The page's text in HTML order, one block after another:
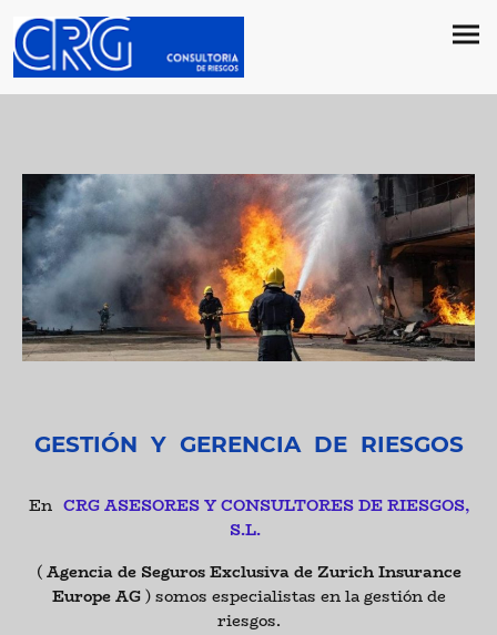
GESTIÓN Y GERENCIA DE RIESGOS
En CRG ASESORES Y CONSULTORES DE RIESGOS,
S.L.
(Agencia de Seguros Exclusiva de Zurich Insurance
Europe AG) somos especialistas en la gestión de
riesgos.